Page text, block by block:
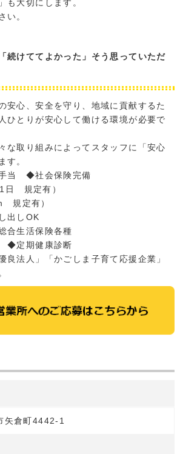
も大切にします。
い。
続けててよかった」そう思っていただ
安心、安全を守り、地域に貢献するた
ひとりが安心して働ける環境が必要で
な取り組みによってスタッフに「安心
す。
当 ◆社会保険完備
日 規定有）
規定有）
出しOK
合生活保険各種
◆定期健康診断
法人」「かごしま子育て応援企業」
矢倉町4442-1